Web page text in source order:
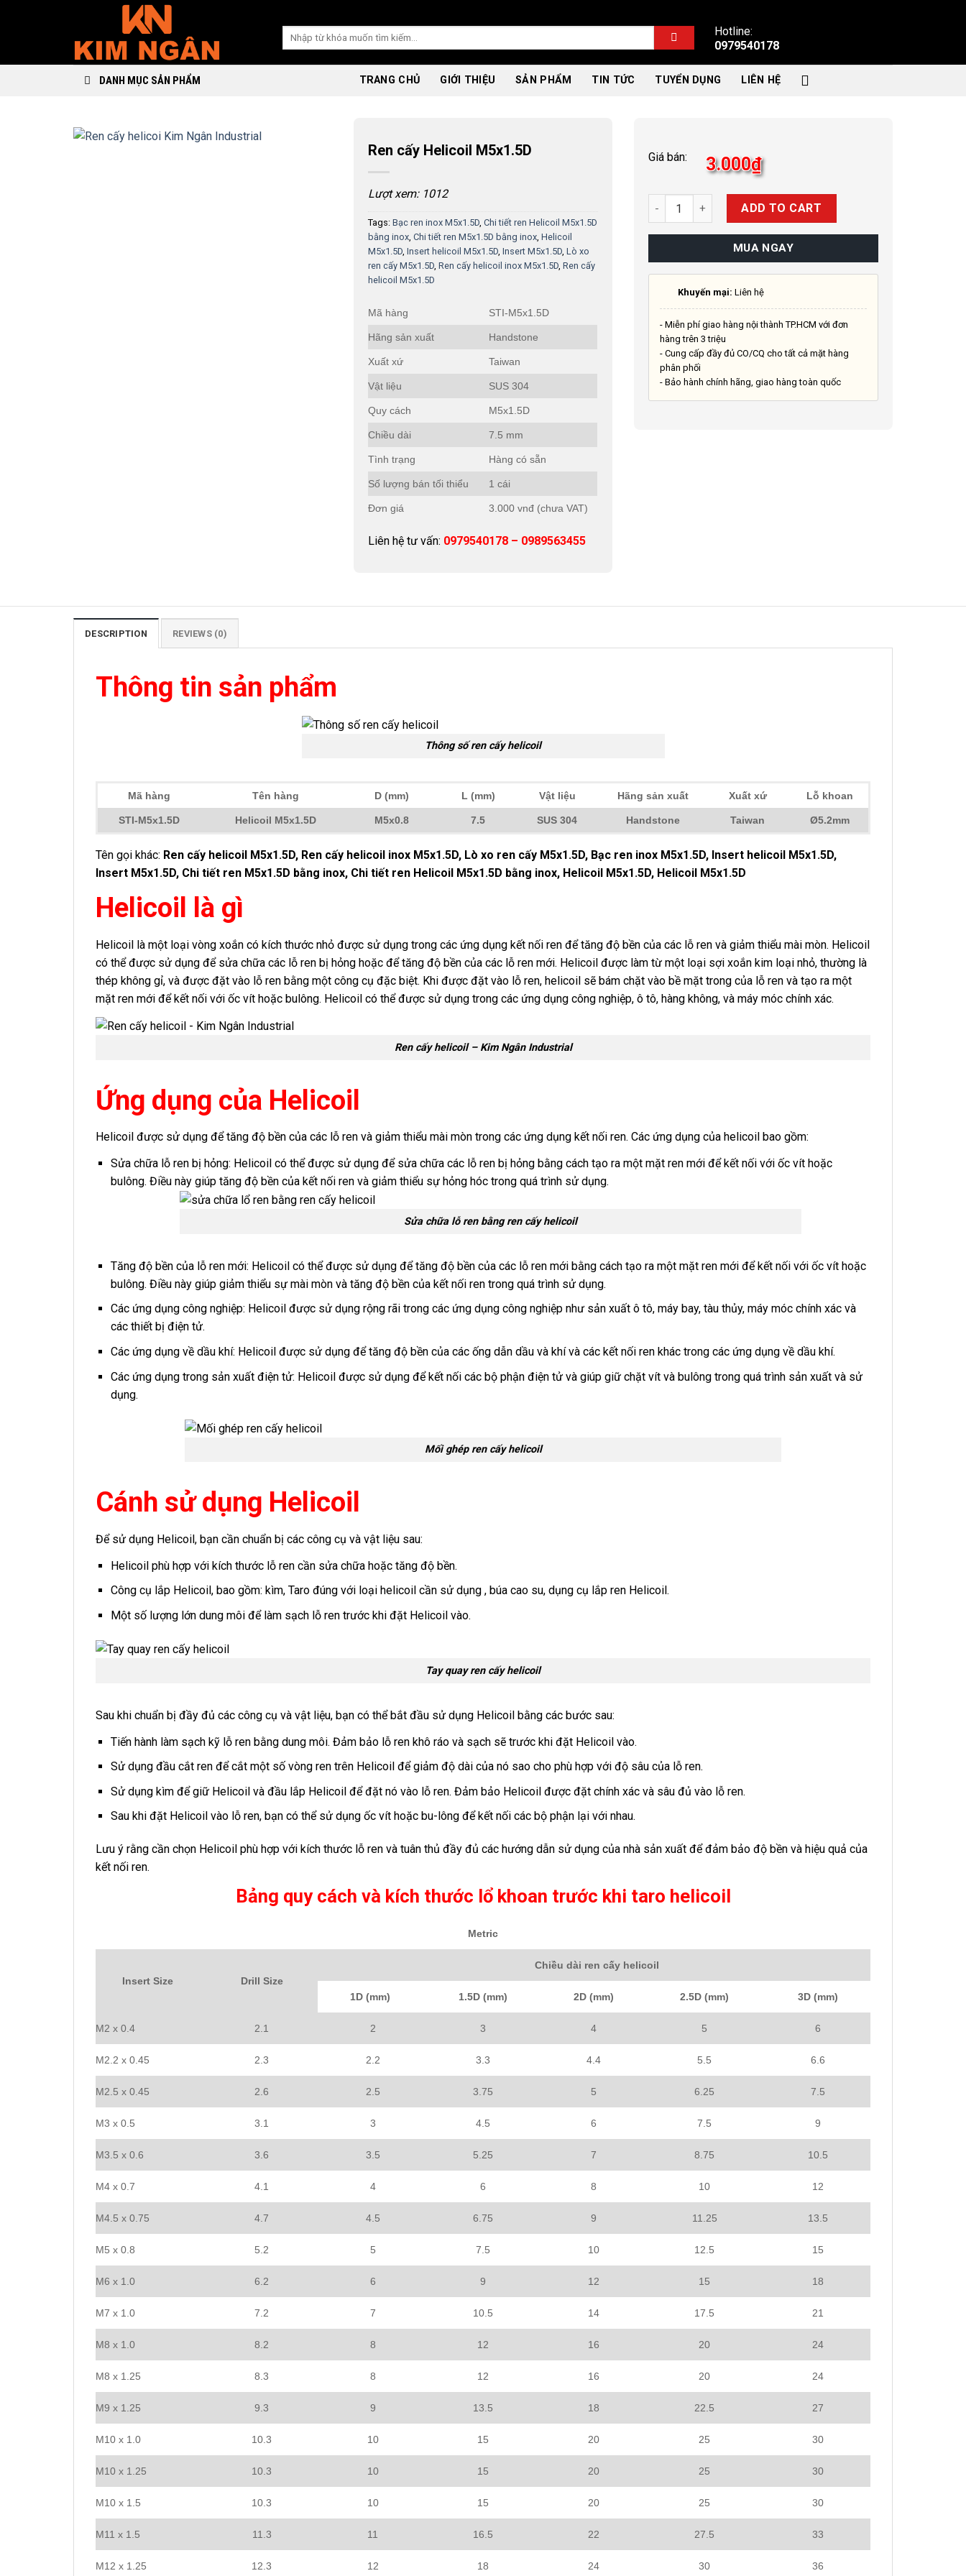
Search
Hotline:
0979540178
DANH MỤC SẢN PHẨM TRANG CHỦ GIỚI THIỆU SẢN PHẨM TIN TỨC TUYỂN DỤNG LIÊN HỆ
Ren cấy Helicoil M5x1.5D
Lượt xem: 1012
Tags: Bạc ren inox M5x1.5D, Chi tiết ren Helicoil M5x1.5D
bằng inox, Chi tiết ren M5x1.5D bằng inox, Helicoil
M5x1.5D, Insert helicoil M5x1.5D, Insert M5x1.5D, Lò xo
ren cấy M5x1.5D, Ren cấy helicoil inox M5x1.5D, Ren cấy
helicoil M5x1.5D
Mã hàng STI-M5x1.5D
Hãng sản xuất Handstone
Xuất xứ Taiwan
Vật liệu SUS 304
Quy cách M5x1.5D
Chiều dài 7.5 mm
Tình trạng Hàng có sẵn
Số lượng bán tối thiểu 1 cái
Đơn giá 3.000 vnđ (chưa VAT)
Liên hệ tư vấn: 0979540178 – 0989563455
Giá bán: 3.000₫
Quantity ADD TO CART
MUA NGAY
Khuyến mại: Liên hệ
- Miễn phí giao hàng nội thành TP.HCM với đơn
hàng trên 3 triệu
- Cung cấp đầy đủ CO/CQ cho tất cả mặt hàng
phân phối
- Bảo hành chính hãng, giao hàng toàn quốc
DESCRIPTION REVIEWS (0)
Thông tin sản phẩm
Thông số ren cấy helicoil
Mã hàng Tên hàng D (mm) L (mm) Vật liệu Hãng sản xuất Xuất xứ Lỗ khoan
STI-M5x1.5D Helicoil M5x1.5D M5x0.8 7.5 SUS 304 Handstone Taiwan Ø5.2mm
Tên gọi khác: Ren cấy helicoil M5x1.5D, Ren cấy helicoil inox M5x1.5D, Lò xo ren cấy M5x1.5D, Bạc ren inox M5x1.5D, Insert helicoil M5x1.5D,
Insert M5x1.5D, Chi tiết ren M5x1.5D bằng inox, Chi tiết ren Helicoil M5x1.5D bằng inox, Helicoil M5x1.5D, Helicoil M5x1.5D
Helicoil là gì
Helicoil là một loại vòng xoắn có kích thước nhỏ được sử dụng trong các ứng dụng kết nối ren để tăng độ bền của các lỗ ren và giảm thiểu mài mòn. Helicoil
có thể được sử dụng để sửa chữa các lỗ ren bị hỏng hoặc để tăng độ bền của các lỗ ren mới. Helicoil được làm từ một loại sợi xoắn kim loại nhỏ, thường là
thép không gỉ, và được đặt vào lỗ ren bằng một công cụ đặc biệt. Khi được đặt vào lỗ ren, helicoil sẽ bám chặt vào bề mặt trong của lỗ ren và tạo ra một
mặt ren mới để kết nối với ốc vít hoặc bulông. Helicoil có thể được sử dụng trong các ứng dụng công nghiệp, ô tô, hàng không, và máy móc chính xác.
Ren cấy helicoil – Kim Ngân Industrial
Ứng dụng của Helicoil
Helicoil được sử dụng để tăng độ bền của các lỗ ren và giảm thiểu mài mòn trong các ứng dụng kết nối ren. Các ứng dụng của helicoil bao gồm:
Sửa chữa lỗ ren bị hỏng: Helicoil có thể được sử dụng để sửa chữa các lỗ ren bị hỏng bằng cách tạo ra một mặt ren mới để kết nối với ốc vít hoặc
bulông. Điều này giúp tăng độ bền của kết nối ren và giảm thiểu sự hỏng hóc trong quá trình sử dụng.
Sửa chữa lỗ ren bằng ren cấy helicoil
Tăng độ bền của lỗ ren mới: Helicoil có thể được sử dụng để tăng độ bền của các lỗ ren mới bằng cách tạo ra một mặt ren mới để kết nối với ốc vít hoặc
bulông. Điều này giúp giảm thiểu sự mài mòn và tăng độ bền của kết nối ren trong quá trình sử dụng.
Các ứng dụng công nghiệp: Helicoil được sử dụng rộng rãi trong các ứng dụng công nghiệp như sản xuất ô tô, máy bay, tàu thủy, máy móc chính xác và
các thiết bị điện tử.
Các ứng dụng về dầu khí: Helicoil được sử dụng để tăng độ bền của các ống dẫn dầu và khí và các kết nối ren khác trong các ứng dụng về dầu khí.
Các ứng dụng trong sản xuất điện tử: Helicoil được sử dụng để kết nối các bộ phận điện tử và giúp giữ chặt vít và bulông trong quá trình sản xuất và sử
dụng.
Mối ghép ren cấy helicoil
Cánh sử dụng Helicoil
Để sử dụng Helicoil, bạn cần chuẩn bị các công cụ và vật liệu sau:
Helicoil phù hợp với kích thước lỗ ren cần sửa chữa hoặc tăng độ bền.
Công cụ lắp Helicoil, bao gồm: kìm, Taro đúng với loại helicoil cần sử dụng , búa cao su, dụng cụ lắp ren Helicoil.
Một số lượng lớn dung môi để làm sạch lỗ ren trước khi đặt Helicoil vào.
Tay quay ren cấy helicoil
Sau khi chuẩn bị đầy đủ các công cụ và vật liệu, bạn có thể bắt đầu sử dụng Helicoil bằng các bước sau:
Tiến hành làm sạch kỹ lỗ ren bằng dung môi. Đảm bảo lỗ ren khô ráo và sạch sẽ trước khi đặt Helicoil vào.
Sử dụng đầu cắt ren để cắt một số vòng ren trên Helicoil để giảm độ dài của nó sao cho phù hợp với độ sâu của lỗ ren.
Sử dụng kìm để giữ Helicoil và đầu lắp Helicoil để đặt nó vào lỗ ren. Đảm bảo Helicoil được đặt chính xác và sâu đủ vào lỗ ren.
Sau khi đặt Helicoil vào lỗ ren, bạn có thể sử dụng ốc vít hoặc bu-lông để kết nối các bộ phận lại với nhau.
Lưu ý rằng cần chọn Helicoil phù hợp với kích thước lỗ ren và tuân thủ đầy đủ các hướng dẫn sử dụng của nhà sản xuất để đảm bảo độ bền và hiệu quả của
kết nối ren.
Bảng quy cách và kích thước lổ khoan trước khi taro helicoil
Metric
Insert Size Drill Size
Chiều dài ren cấy helicoil
1D (mm) 1.5D (mm) 2D (mm) 2.5D (mm) 3D (mm)
M2 x 0.4 2.1 2 3 4 5 6
M2.2 x 0.45 2.3 2.2 3.3 4.4 5.5 6.6
M2.5 x 0.45 2.6 2.5 3.75 5 6.25 7.5
M3 x 0.5 3.1 3 4.5 6 7.5 9
M3.5 x 0.6 3.6 3.5 5.25 7 8.75 10.5
M4 x 0.7 4.1 4 6 8 10 12
M4.5 x 0.75 4.7 4.5 6.75 9 11.25 13.5
M5 x 0.8 5.2 5 7.5 10 12.5 15
M6 x 1.0 6.2 6 9 12 15 18
M7 x 1.0 7.2 7 10.5 14 17.5 21
M8 x 1.0 8.2 8 12 16 20 24
M8 x 1.25 8.3 8 12 16 20 24
M9 x 1.25 9.3 9 13.5 18 22.5 27
M10 x 1.0 10.3 10 15 20 25 30
M10 x 1.25 10.3 10 15 20 25 30
M10 x 1.5 10.3 10 15 20 25 30
M11 x 1.5 11.3 11 16.5 22 27.5 33
M12 x 1.25 12.3 12 18 24 30 36